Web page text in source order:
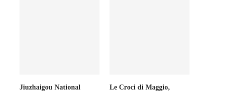
Jiuzhaigou National
Le Croci di Maggio,